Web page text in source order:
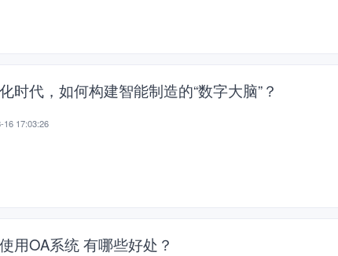
时代，如何构建智能制造的“数字大脑”？
16 17:03:26
用OA系统 有哪些好处？